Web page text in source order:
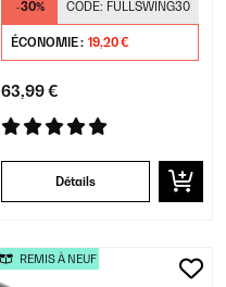
-30% CODE: FULLSWING30
ÉCONOMIE : 19,20 €
63,99 €
Détails
REMIS À NEUF